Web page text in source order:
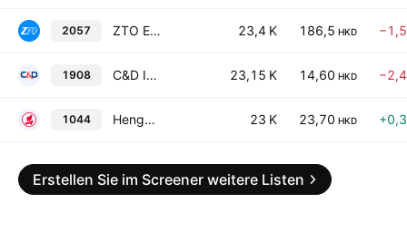
2057 ZTO Express (Cayman), Inc. Class A 23,4 K 186,5 HKD
1908 C&D International Investment Group Ltd. 23,15 K 14,60 HKD
1044 Hengan International Group Co., Ltd. 23 K 23,70 HKD
Erstellen Sie im Screener weitere Listen